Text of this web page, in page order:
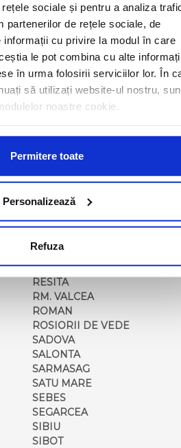
sociale și pentru a analiza
partenerilor de rețele sociale, de
informații cu privire la modul în care
le pot combina cu alte
în urma folosirii serviciilor lor. În
să utilizați website-ul nostru,
noastre cookie.
Permitere toate
Personalizează
Refuza
MOTCA
NUSFALAU
OLTENITA
ONESTI
ORADEA
ORSOVA
PASCANI
PERICEI
PETROSANI
PIATRA NEAMT
PITESTI
PLOIESTI
POIANA MARE
RAST
REGHIN
RESITA
RM. VALCEA
ROMAN
ROSIORII DE VEDE
SADOVA
SALONTA
SARMASAG
SATU MARE
SEBES
SEGARCEA
SIBIU
SIBOT